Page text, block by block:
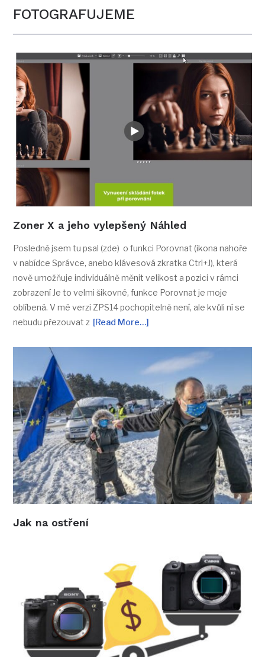
FOTOGRAFUJEME
Zoner X a jeho vylepšený Náhled
Posledně jsem tu psal (zde) o funkci Porovnat (ikona nahoře
v nabídce Správce, anebo klávesová zkratka Ctrl+J), která
nově umožňuje individuálně měnit velikost a pozici v rámci
zobrazení Je to velmi šikovné, funkce Porovnat je moje
oblíbená. V mé verzi ZPS14 pochopitelně není, ale kvůli ní se
nebudu přezouvat z [Read More…]
Jak na ostření